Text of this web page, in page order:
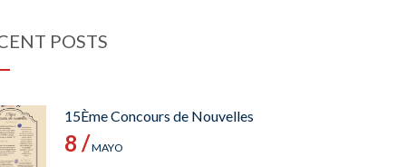
POSTS
15Ème Concours de Nouvelles
8 /MAYO